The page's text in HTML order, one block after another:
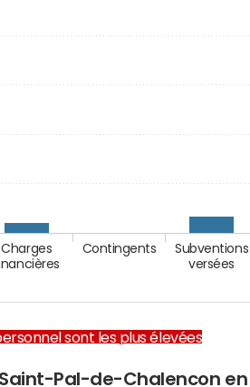
Charges Contingents
Subventions
versées
sont les plus élevées
Pal-de-Chalencon en